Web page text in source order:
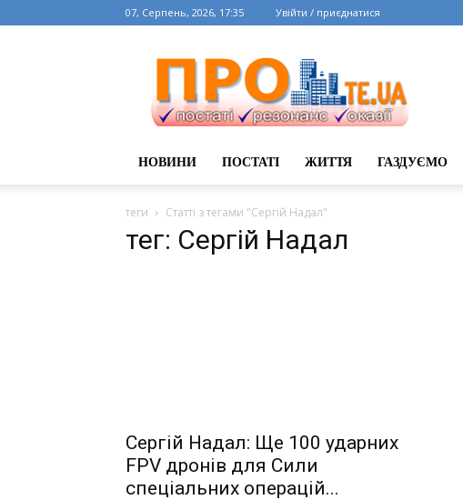
07, Серпень, 2026, 17:35 Увійти / приєднатися
НОВИНИ ПОСТАТІ ЖИТТЯ ГАЗДУЄМО
теги Статті з тегами "Сергій Надал"
тег: Сергій Надал
Сергій Надал: Ще 100 ударних
FPV дронів для Сили
спеціальних операцій...